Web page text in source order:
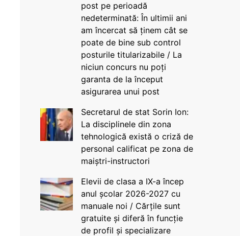
post pe perioadă
nedeterminată: În ultimii ani
am încercat să ținem cât se
poate de bine sub control
posturile titularizabile / La
niciun concurs nu poți
garanta de la început
asigurarea unui post
Secretarul de stat Sorin Ion:
La disciplinele din zona
tehnologică există o criză de
personal calificat pe zona de
maiștri-instructori
Elevii de clasa a IX-a încep
anul școlar 2026-2027 cu
manuale noi / Cărțile sunt
gratuite și diferă în funcție
de profil și specializare